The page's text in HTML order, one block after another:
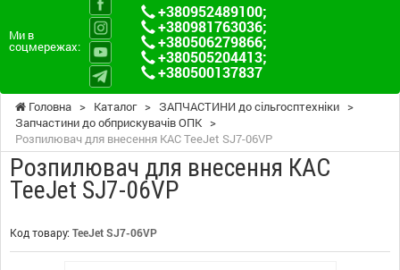
Ми в
соцмережах:
+380952489100;
+380981763036;
+380506279866;
+380505204413;
+380500137837
Головна > Каталог > ЗАПЧАСТИНИ до сільгосптехніки >
Запчастини до обприскувачів ОПК >
Розпилювач для внесення КАС TeeJet SJ7-06VP
Розпилювач для внесення КАС
TeeJet SJ7-06VP
Код товару: TeeJet SJ7-06VP